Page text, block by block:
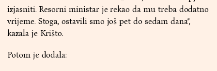
izjasniti. Resorni ministar je rekao da mu treba dodatno
vrijeme. Stoga, ostavili smo još pet do sedam dana”,
kazala je Krišto.
Potom je dodala: